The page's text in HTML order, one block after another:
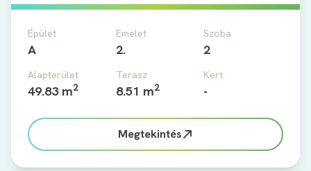
Épület
A
Emelet
2.
Szoba
2
Alapterület
49.83 m2
Terasz
8.51 m2
Kert
-
Megtekintés